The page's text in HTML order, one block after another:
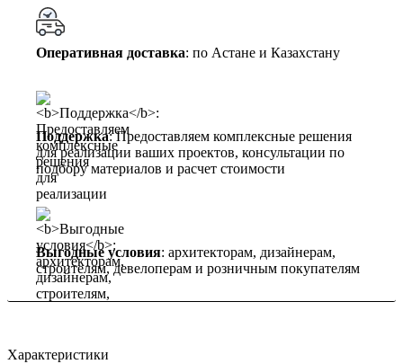
Оперативная доставка: по Астане и Казахстану
Поддержка: Предоставляем комплексные решения
для реализации ваших проектов, консультации по
подбору материалов и расчет стоимости
Выгодные условия: архитекторам, дизайнерам,
строителям, девелоперам и розничным покупателям
Характеристики